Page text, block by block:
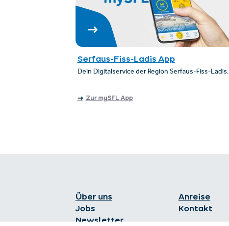
Serfaus-Fiss-Ladis App
Dein Digitalservice der Region Serfaus-Fiss-Ladis.
Zur mySFL App
Über uns
Jobs
Newsletter
Anreise
Kontakt